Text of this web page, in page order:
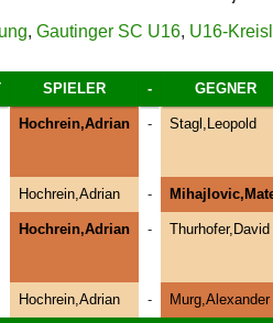
, Gautinger SC U16, U16-
SPIELER - GEGNER
Hochrein,Adrian - Stagl,Leopold
Hochrein,Adrian -
Hochrein,Adrian - Thurhofer,David
Hochrein,Adrian - Murg,Alexander